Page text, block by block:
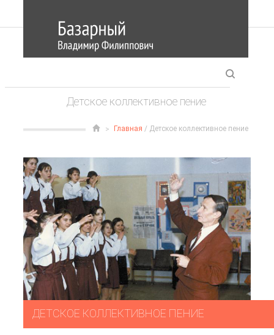
Детское коллективное пение
Главная / Детское коллективное пение
ДЕТСКОЕ КОЛЛЕКТИВНОЕ ПЕНИЕ